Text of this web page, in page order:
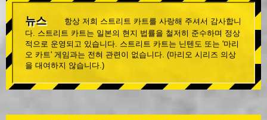
뉴스
항상 저희 스트리트 카트를 사랑해 주셔서 감사합니
다. 스트리트 카트는 일본의 현지 법률을 철저히 준수하며 정상
적으로 운영되고 있습니다. 스트리트 카트는 닌텐도 또는 '마리
오 카트' 게임과는 전혀 관련이 없습니다. (마리오 시리즈 의상
을 대여하지 않습니다.)